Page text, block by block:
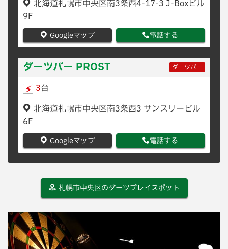
北海道札幌市中央区南3条西4-17-3 J-Boxビル
9F
Googleマップ 電話する
ダーツバー PROST ダーツバー
3台
北海道札幌市中央区南3条西3 サンスリービル
6F
Googleマップ 電話する
札幌市中央区のダーツプレイスポット